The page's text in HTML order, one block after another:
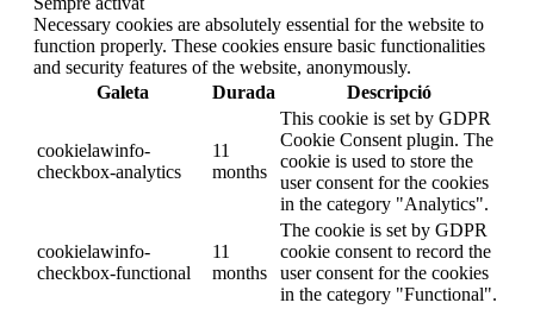
Necessary cookies are absolutely essential for the website to
function properly. These cookies ensure basic functionalities
and security features of the website, anonymously.
Galeta
Durada Descripció
cookielawinfo-
checkbox-analytics
11
months
This cookie is set by GDPR
Cookie Consent plugin. The
cookie is used to store the
user consent for the cookies
in the category "Analytics".
cookielawinfo-
checkbox-functional
11
months
The cookie is set by GDPR
cookie consent to record the
user consent for the cookies
in the category "Functional".